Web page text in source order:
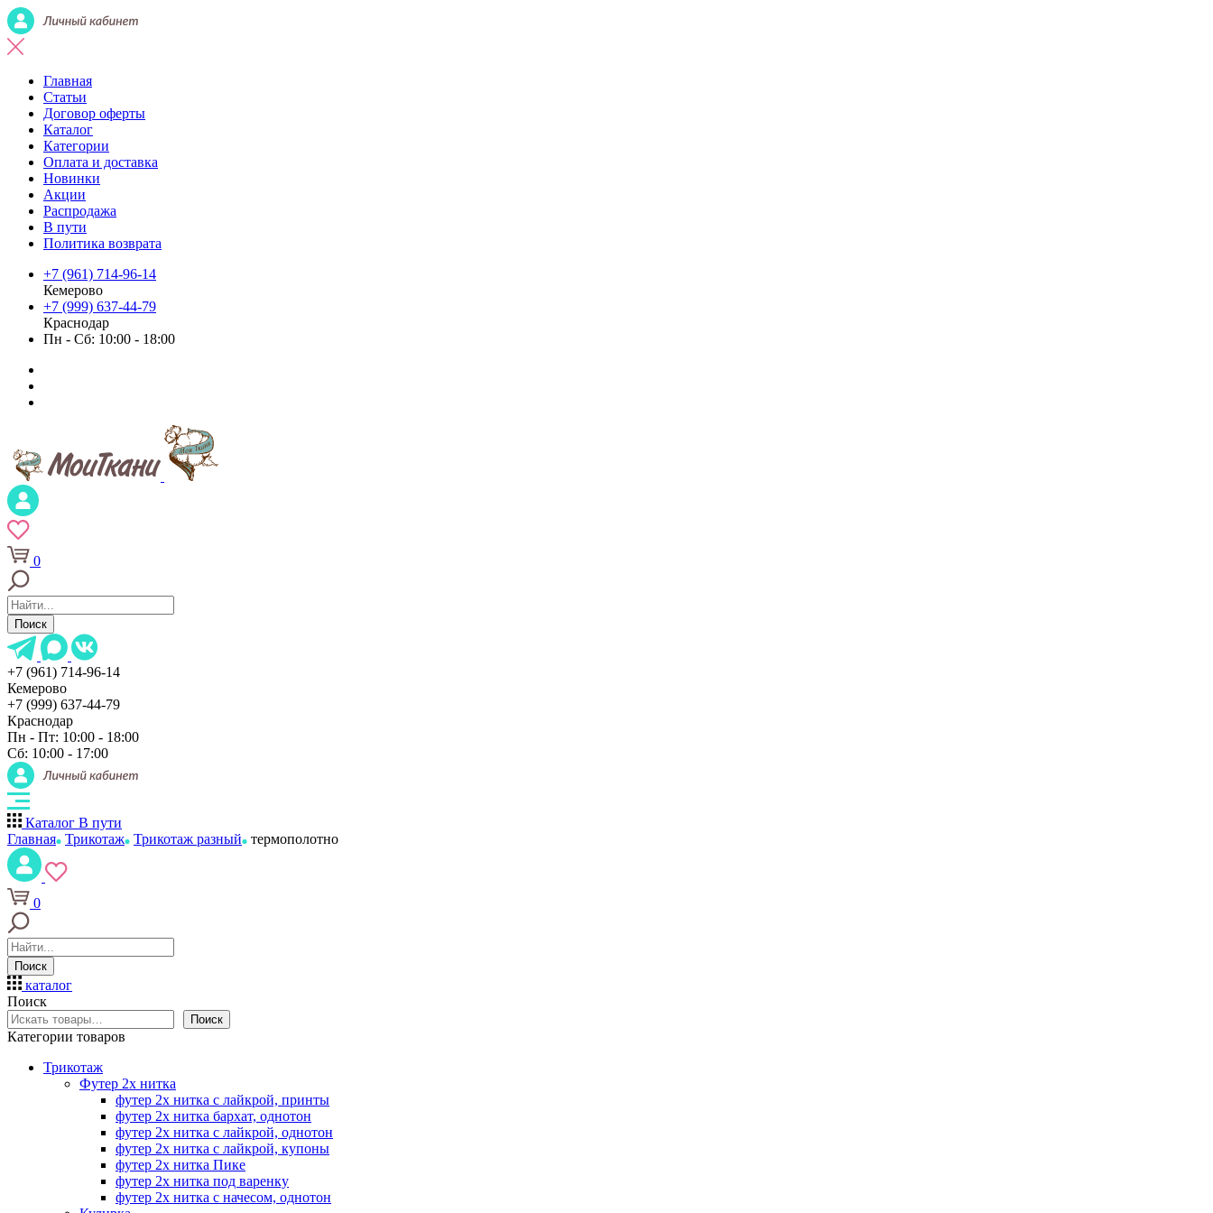
Главная
Статьи
Договор оферты
Каталог
Категории
Оплата и доставка
Новинки
Акции
Распродажа
В пути
Политика возврата
+7 (961) 714-96-14
Кемерово
+7 (999) 637-44-79
Краснодар
Пн - Сб: 10:00 - 18:00
0
Поиск
+7 (961) 714-96-14
Кемерово
+7 (999) 637-44-79
Краснодар
Пн - Пт: 10:00 - 18:00
Сб: 10:00 - 17:00
Каталог В пути
Главная Трикотаж Трикотаж разный термополотно
0
Поиск
каталог
Поиск
Поиск
Категории товаров
Трикотаж
Футер 2х нитка
футер 2х нитка с лайкрой, принты
футер 2х нитка бархат, однотон
футер 2х нитка с лайкрой, однотон
футер 2х нитка с лайкрой, купоны
футер 2х нитка Пике
футер 2х нитка под варенку
футер 2х нитка с начесом, однотон